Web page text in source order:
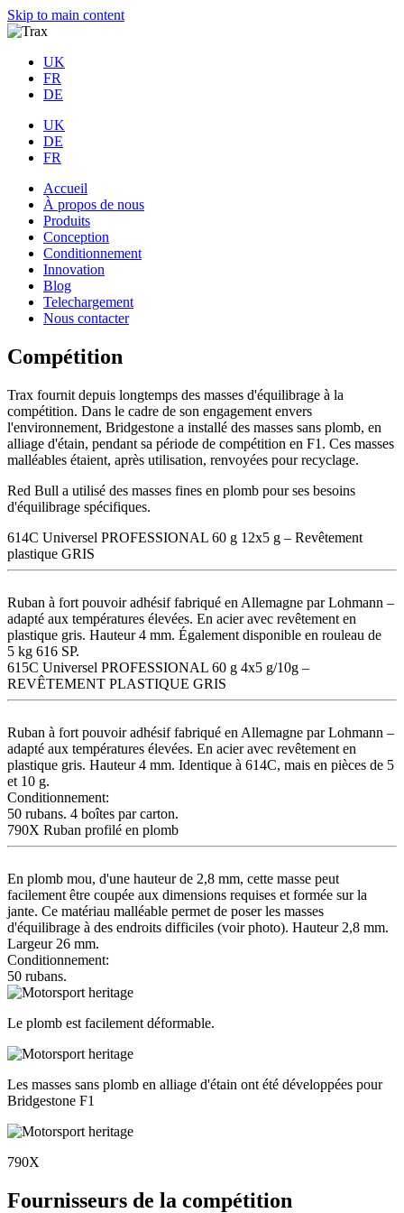
Skip to main content
UK
FR
DE
UK
DE
FR
Accueil
À propos de nous
Produits
Conception
Conditionnement
Innovation
Blog
Telechargement
Nous contacter
Compétition
Trax fournit depuis longtemps des masses d'équilibrage à la
compétition. Dans le cadre de son engagement envers
l'environnement, Bridgestone a installé des masses sans plomb, en
alliage d'étain, pendant sa période de compétition en F1. Ces masses
malléables étaient, après utilisation, renvoyées pour recyclage.
Red Bull a utilisé des masses fines en plomb pour ses besoins
d'équilibrage spécifiques.
614C Universel PROFESSIONAL 60 g 12x5 g – Revêtement
plastique GRIS
Ruban à fort pouvoir adhésif fabriqué en Allemagne par Lohmann –
adapté aux températures élevées. En acier avec revêtement en
plastique gris. Hauteur 4 mm. Également disponible en rouleau de
5 kg 616 SP.
615C Universel PROFESSIONAL 60 g 4x5 g/10g –
REVÊTEMENT PLASTIQUE GRIS
Ruban à fort pouvoir adhésif fabriqué en Allemagne par Lohmann –
adapté aux températures élevées. En acier avec revêtement en
plastique gris. Hauteur 4 mm. Identique à 614C, mais en pièces de 5
et 10 g.
Conditionnement:
50 rubans. 4 boîtes par carton.
790X Ruban profilé en plomb
En plomb mou, d'une hauteur de 2,8 mm, cette masse peut
facilement être coupée aux dimensions requises et formée sur la
jante. Ce matériau malléable permet de poser les masses
d'équilibrage à des endroits difficiles (voir photo). Hauteur 2,8 mm.
Largeur 26 mm.
Conditionnement:
50 rubans.
Le plomb est facilement déformable.
Les masses sans plomb en alliage d'étain ont été développées pour
Bridgestone F1
790X
Fournisseurs de la compétition